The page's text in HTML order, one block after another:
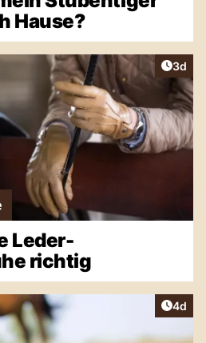
Hause?
3d
Leder-
richtig
4d